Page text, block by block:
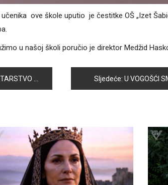
ove škole uputio je čestitke OŠ „Izet
u našoj školi poručio je direktor Medžid
ZA PROLJETNU SJETVU Sljedeće: U VOGOŠĆI